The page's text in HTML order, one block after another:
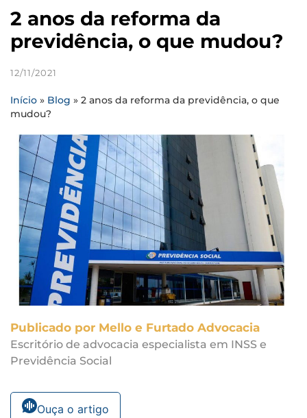
2 anos da reforma da
previdência, o que mudou?
12/11/2021
Início » Blog » 2 anos da reforma da previdência, o que
mudou?
Publicado por Mello e Furtado Advocacia
Escritório de advocacia especialista em INSS e
Previdência Social
Ouça o artigo